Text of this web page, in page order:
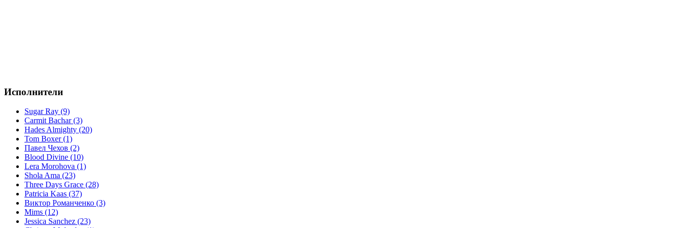
Исполнители
Sugar Ray (9)
Carmit Bachar (3)
Hades Almighty (20)
Tom Boxer (1)
Павел Чехов (2)
Blood Divine (10)
Lera Morohova (1)
Shola Ama (23)
Three Days Grace (28)
Patricia Kaas (37)
Виктор Романченко (3)
Mims (12)
Jessica Sanchez (23)